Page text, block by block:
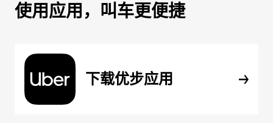
使用应用，叫车更便捷
下载优步应用